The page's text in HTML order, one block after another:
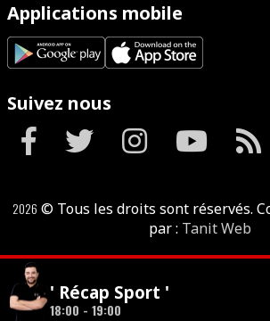
Applications mobile
Suivez nous
2026 © Tous les droits sont réservés.
par : Tanit Web
' Récap Sport '
18:00 - 19:00